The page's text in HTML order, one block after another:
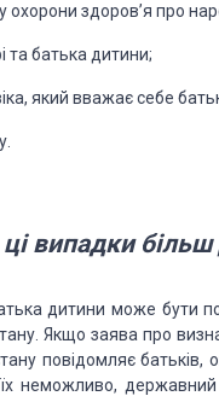
охорони здоров’я про
та батька дитини;
який вважає себе
випадки
дитини може бути
Якщо заява про
повідом­ляє батьків,
неможливо, державний